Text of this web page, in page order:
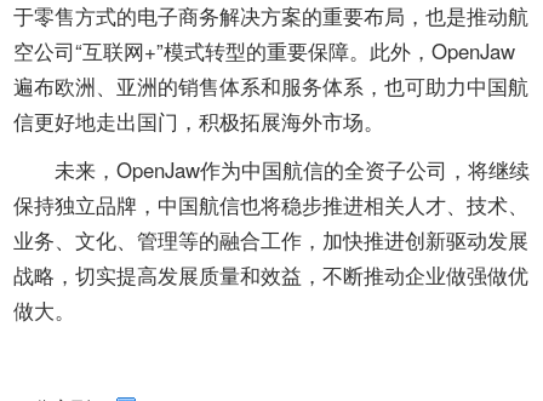
于零售方式的电子商务解决方案的重要布局，也是推动航
空公司“互联网+”模式转型的重要保障。此外，OpenJaw
遍布欧洲、亚洲的销售体系和服务体系，也可助力中国航
信更好地走出国门，积极拓展海外市场。
未来，OpenJaw作为中国航信的全资子公司，将继续
保持独立品牌，中国航信也将稳步推进相关人才、技术、
业务、文化、管理等的融合工作，加快推进创新驱动发展
战略，切实提高发展质量和效益，不断推动企业做强做优
做大。